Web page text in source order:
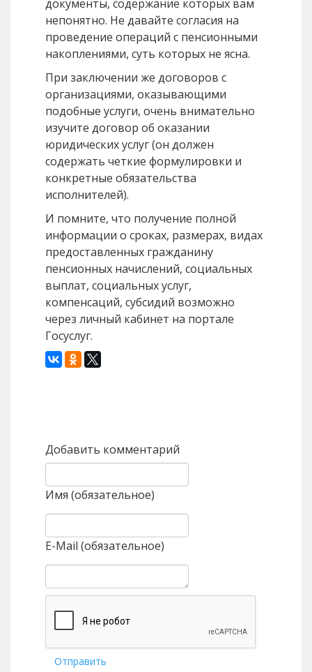
документы, содержание которых вам
непонятно. Не давайте согласия на
проведение операций с пенсионными
накоплениями, суть которых не ясна.
При заключении же договоров с
организациями, оказывающими
подобные услуги, очень внимательно
изучите договор об оказании
юридических услуг (он должен
содержать четкие формулировки и
конкретные обязательства
исполнителей).
И помните, что получение полной
информации о сроках, размерах, видах
предоставленных гражданину
пенсионных начислений, социальных
выплат, социальных услуг,
компенсаций, субсидий возможно
через личный кабинет на портале
Госуслуг.
Добавить комментарий
Имя (обязательное)
E-Mail (обязательное)
Отправить